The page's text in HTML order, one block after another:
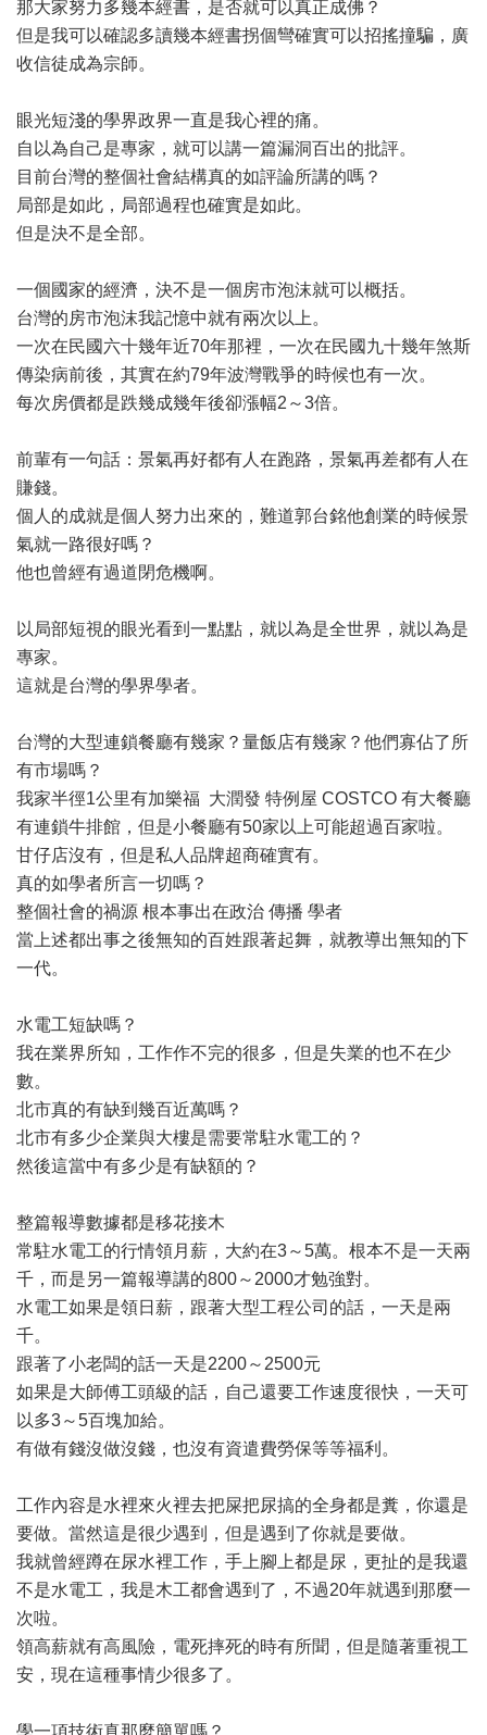
那大家努力多幾本經書，是否就可以真正成佛？
但是我可以確認多讀幾本經書拐個彎確實可以招搖撞騙，廣
收信徒成為宗師。
眼光短淺的學界政界一直是我心裡的痛。
自以為自己是專家，就可以講一篇漏洞百出的批評。
目前台灣的整個社會結構真的如評論所講的嗎？
局部是如此，局部過程也確實是如此。
但是決不是全部。
一個國家的經濟，決不是一個房市泡沫就可以概括。
台灣的房市泡沫我記憶中就有兩次以上。
一次在民國六十幾年近70年那裡，一次在民國九十幾年煞斯
傳染病前後，其實在約79年波灣戰爭的時候也有一次。
每次房價都是跌幾成幾年後卻漲幅2～3倍。
前輩有一句話：景氣再好都有人在跑路，景氣再差都有人在
賺錢。
個人的成就是個人努力出來的，難道郭台銘他創業的時候景
氣就一路很好嗎？
他也曾經有過道閉危機啊。
以局部短視的眼光看到一點點，就以為是全世界，就以為是
專家。
這就是台灣的學界學者。
台灣的大型連鎖餐廳有幾家？量飯店有幾家？他們寡佔了所
有市場嗎？
我家半徑1公里有加樂福 大潤發 特例屋 COSTCO 有大餐廳
有連鎖牛排館，但是小餐廳有50家以上可能超過百家啦。
甘仔店沒有，但是私人品牌超商確實有。
真的如學者所言一切嗎？
整個社會的禍源 根本事出在政治 傳播 學者
當上述都出事之後無知的百姓跟著起舞，就教導出無知的下
一代。
水電工短缺嗎？
我在業界所知，工作作不完的很多，但是失業的也不在少
數。
北市真的有缺到幾百近萬嗎？
北市有多少企業與大樓是需要常駐水電工的？
然後這當中有多少是有缺額的？
整篇報導數據都是移花接木
常駐水電工的行情領月薪，大約在3～5萬。根本不是一天兩
千，而是另一篇報導講的800～2000才勉強對。
水電工如果是領日薪，跟著大型工程公司的話，一天是兩
千。
跟著了小老闆的話一天是2200～2500元
如果是大師傅工頭級的話，自己還要工作速度很快，一天可
以多3～5百塊加給。
有做有錢沒做沒錢，也沒有資遣費勞保等等福利。
工作內容是水裡來火裡去把屎把尿搞的全身都是糞，你還是
要做。當然這是很少遇到，但是遇到了你就是要做。
我就曾經蹲在尿水裡工作，手上腳上都是尿，更扯的是我還
不是水電工，我是木工都會遇到了，不過20年就遇到那麼一
次啦。
領高薪就有高風險，電死摔死的時有所聞，但是隨著重視工
安，現在這種事情少很多了。
學一項技術真那麼簡單嗎？